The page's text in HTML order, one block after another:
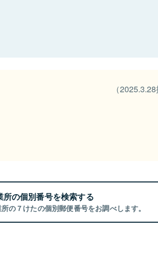
（2025.3.28
所の個別番号を検索する
の７けたの個別郵便番号をお調べします。